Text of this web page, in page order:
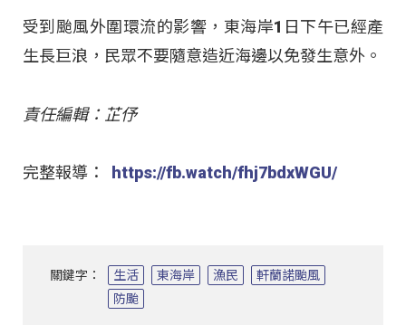
受到颱風外圍環流的影響，東海岸1日下午已經產
生長巨浪，民眾不要隨意造近海邊以免發生意外。
責任編輯：芷伃
完整報導： https://fb.watch/fhj7bdxWGU/
關鍵字： 生活 東海岸 漁民
軒蘭諾颱風
防颱